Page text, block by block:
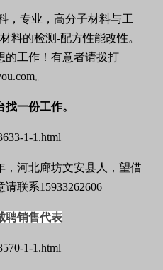
，专业， 高分子材料与工
料的检测-配方性能改性。
的工作 ！有意者请拨打
。
找一份工作。
1-1.html
，河北廊坊文安县人，望借
请联系15933262606
聘销售代表
1-1.html